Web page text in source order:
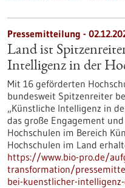
Pressemitteilung -
Land ist
Intelligenz in der
Mit 16 geförderten
bundesweit Spitzenreiter
„Künstliche Intelligenz in
das große Engagement
Hochschulen im Bereich
Hochschulen im Land
https://www.bio-pro.de/
transformation/
bei-kuenstlicher-